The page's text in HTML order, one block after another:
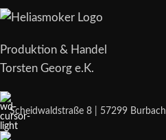
Produktion & Handel
Torsten Georg e.K.
Scheidwaldstraße 8 | 57299 Burbach